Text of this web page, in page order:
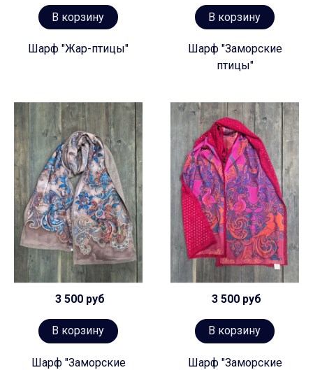
В корзину
Шарф "Жар-птицы"
В корзину
Шарф "Заморские
птицы"
3 500 руб
В корзину
Шарф "Заморские
3 500 руб
В корзину
Шарф "Заморские